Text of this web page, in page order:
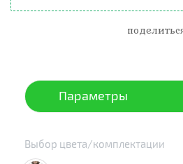
Параметры
Выбор цвета/комплектации